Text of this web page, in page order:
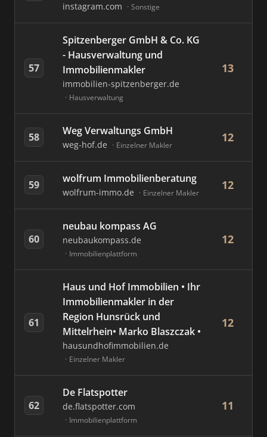
instagram.com Sonstige
57
Spitzenberger GmbH & Co. KG
- Hausverwaltung und
Immobilienmakler
immobilien-spitzenberger.de
Hausverwaltung
13
58 Weg Verwaltungs GmbH
weg-hof.de Einzelner Makler
12
59 wolfrum Immobilienberatung
wolfrum-immo.de Einzelner Makler
12
60
neubau kompass AG
neubaukompass.de
Immobilienplattform
12
61
Haus und Hof Immobilien • Ihr
Immobilienmakler in der
Region Hunsrück und
Mittelrhein• Marko Blaszczak •
hausundhofimmobilien.de
Einzelner Makler
12
62
De Flatspotter
de.flatspotter.com
Immobilienplattform
11